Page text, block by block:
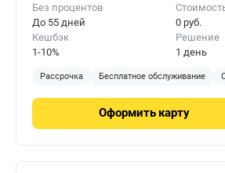
Без процентов
До 55 дней
0 руб.
Кешбэк
1-10%
Решение
1 день
Рассрочка Бесплатное обслуживание
Оформить карту